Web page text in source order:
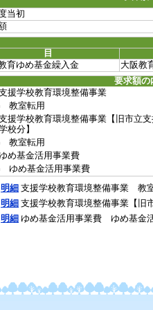
当初
目
育ゆめ基金繰入金
大阪教
要求額の
援学校教育環境整備事業
室転用
援学校教育環境整備事業【旧市立支
分】
室転用
め基金活用事業費
め基金活用事業費
明細 支援学校教育環境整備事業 教
明細 支援学校教育環境整備事業【旧
明細 ゆめ基金活用事業費 ゆめ基金